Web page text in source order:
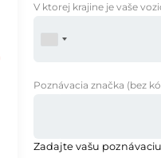
V ktorej krajine je vaše
Poznávacia značka (bez
Zadajte vašu